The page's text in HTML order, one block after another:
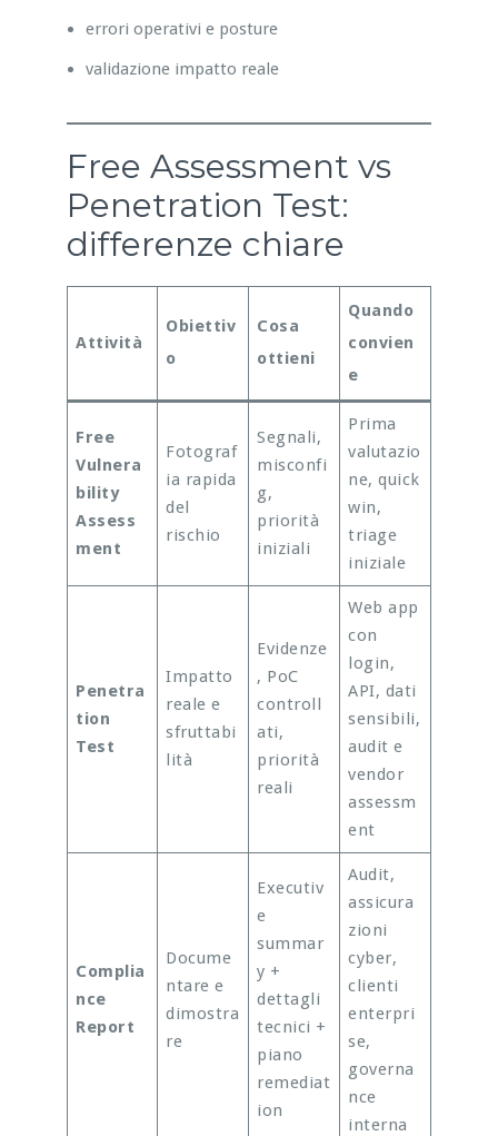
errori operativi e posture
validazione impatto reale
Free Assessment vs
Penetration Test:
differenze chiare
Attività
Obiettiv
o
Cosa
ottieni
Quando
convien
e
Free
Vulnera
bility
Assess
ment
Fotograf
ia rapida
del
rischio
Segnali,
misconfi
g,
priorità
iniziali
Prima
valutazio
ne, quick
win,
triage
iniziale
Penetra
tion
Test
Impatto
reale e
sfruttabi
lità
Evidenze
, PoC
controll
ati,
priorità
reali
Web app
con
login,
API, dati
sensibili,
audit e
vendor
assessm
ent
Complia
nce
Report
Docume
ntare e
dimostra
re
Executiv
e
summar
y +
dettagli
tecnici +
piano
remediat
ion
Audit,
assicura
zioni
cyber,
clienti
enterpri
se,
governa
nce
interna